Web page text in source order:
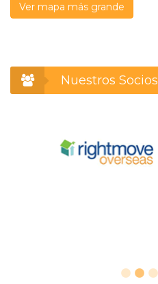
Ver mapa más grande
Nuestros Socios